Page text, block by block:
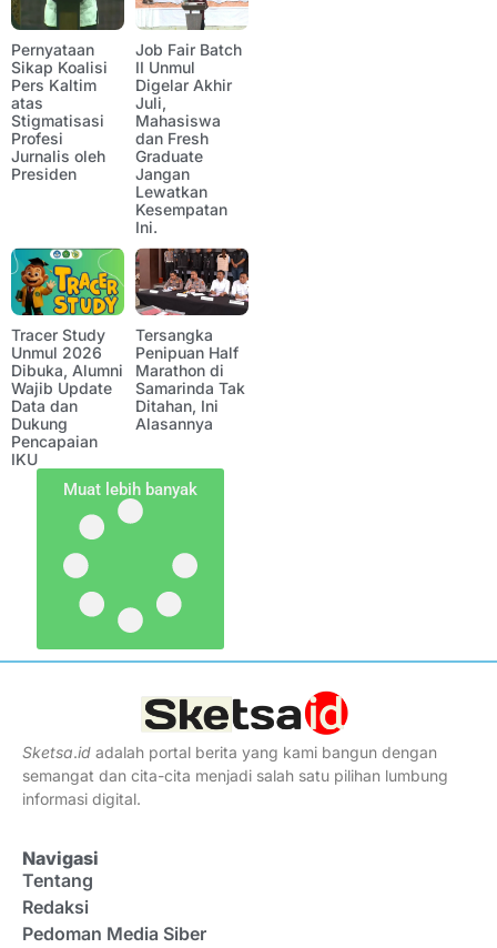
Pernyataan
Sikap Koalisi
Pers Kaltim
atas
Stigmatisasi
Profesi
Jurnalis oleh
Presiden
Job Fair Batch
II Unmul
Digelar Akhir
Juli,
Mahasiswa
dan Fresh
Graduate
Jangan
Lewatkan
Kesempatan
Ini.
Tracer Study
Unmul 2026
Dibuka, Alumni
Wajib Update
Data dan
Dukung
Pencapaian
IKU
Tersangka
Penipuan Half
Marathon di
Samarinda Tak
Ditahan, Ini
Alasannya
Muat lebih banyak
Sketsa.id adalah portal berita yang kami bangun dengan
semangat dan cita-cita menjadi salah satu pilihan lumbung
informasi digital.
Navigasi
Tentang
Redaksi
Pedoman Media Siber